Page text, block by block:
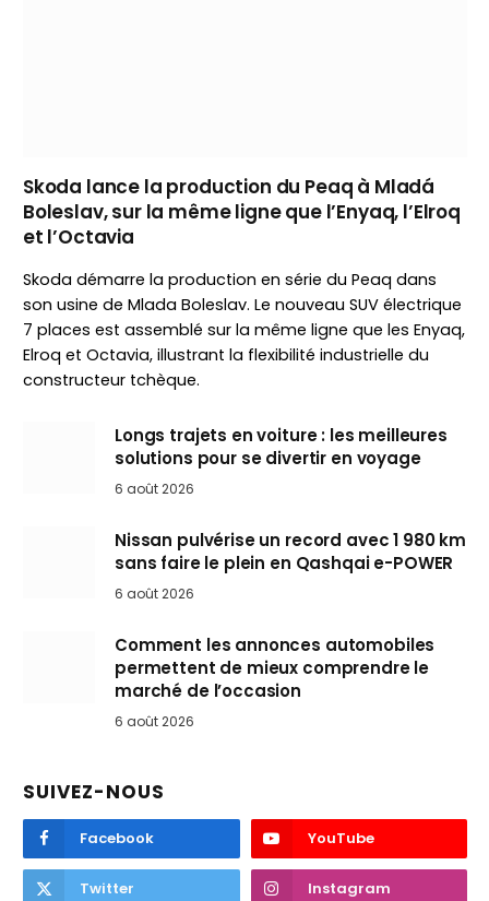
Skoda lance la production du Peaq à Mladá
Boleslav, sur la même ligne que l’Enyaq, l’Elroq
et l’Octavia
Skoda démarre la production en série du Peaq dans
son usine de Mlada Boleslav. Le nouveau SUV électrique
7 places est assemblé sur la même ligne que les Enyaq,
Elroq et Octavia, illustrant la flexibilité industrielle du
constructeur tchèque.
Longs trajets en voiture : les meilleures
solutions pour se divertir en voyage
6 août 2026
Nissan pulvérise un record avec 1 980 km
sans faire le plein en Qashqai e-POWER
6 août 2026
Comment les annonces automobiles
permettent de mieux comprendre le
marché de l’occasion
6 août 2026
SUIVEZ-NOUS
Facebook YouTube
Twitter Instagram